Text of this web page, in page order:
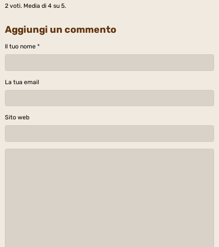
2 voti. Media di 4 su 5.
Aggiungi un commento
Il tuo nome
La tua email
Sito web